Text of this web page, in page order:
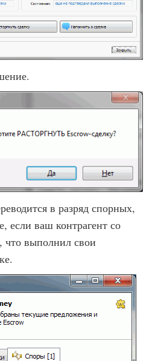
в разряд спорных,
если ваш контрагент со
что выполнил свои